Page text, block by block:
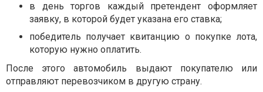
в день торгов каждый претендент оформляет
заявку, в которой будет указана его ставка;
победитель получает квитанцию о покупке лота,
которую нужно оплатить.
После этого автомобиль выдают покупателю или
отправляют перевозчиком в другую страну.